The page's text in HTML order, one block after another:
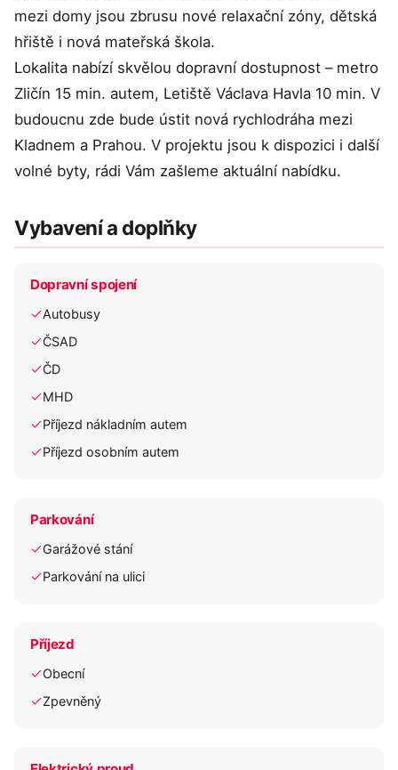
mezi domy jsou zbrusu nové relaxační zóny, dětská
hřiště i nová mateřská škola.
Lokalita nabízí skvělou dopravní dostupnost – metro
Zličín 15 min. autem, Letiště Václava Havla 10 min. V
budoucnu zde bude ústit nová rychlodráha mezi
Kladnem a Prahou. V projektu jsou k dispozici i další
volné byty, rádi Vám zašleme aktuální nabídku.
Vybavení a doplňky
Dopravní spojení
Autobusy
ČSAD
ČD
MHD
Příjezd nákladním autem
Příjezd osobním autem
Parkování
Garážové stání
Parkování na ulici
Příjezd
Obecní
Zpevněný